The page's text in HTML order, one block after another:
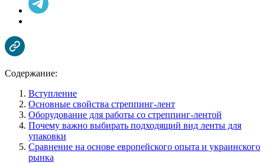
Содержание:
Вступление
Основные свойства стреппинг-лент
Оборудование для работы со стреппинг-лентой
Почему важно выбирать подходящий вид ленты для
упаковки
Сравнение на основе европейского опыта и украинского
рынка